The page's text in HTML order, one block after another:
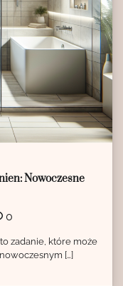
Nowoczesne
0
zadanie, które może
[…]